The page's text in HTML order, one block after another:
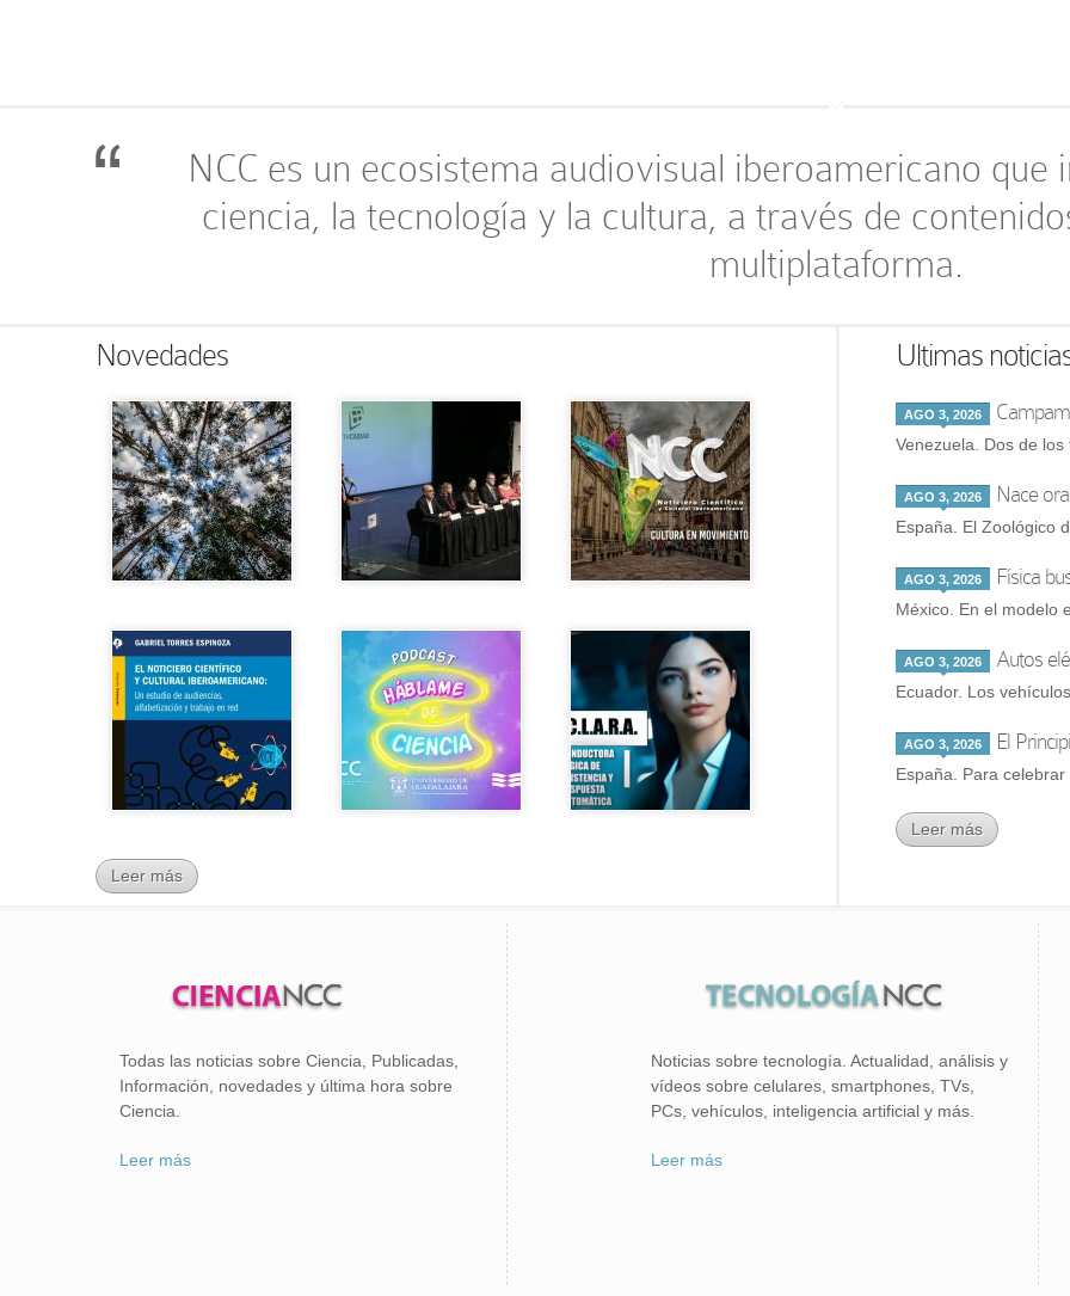
NCC es un ecosistema audiovisual iberoamericano que
ciencia, la tecnología y la cultura, a través de
multiplataforma.
Novedades
Leer más
Ultimas
AGO 3, 2026
Venezuela. Dos de
AGO 3, 2026 Nace
España. El Zoológico
AGO 3, 2026 Física
México. En el modelo
AGO 3, 2026 Autos
Ecuador. Los
AGO 3, 2026 El
España. Para
Leer más
Todas las noticias sobre Ciencia, Publicadas,
Información, novedades y última hora sobre
Ciencia.
Leer más
Noticias sobre tecnología. Actualidad, análisis y
vídeos sobre celulares, smartphones, TVs,
PCs, vehículos, inteligencia artificial y más.
Leer más